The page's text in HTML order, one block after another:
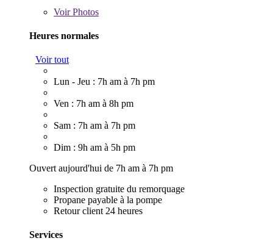
VoirPhotos
Heures normales
Voir tout
Lun - Jeu : 7h am à 7h pm
Ven : 7h am à 8h pm
Sam : 7h am à 7h pm
Dim : 9h am à 5h pm
Ouvert aujourd'hui de 7h am à 7h pm
Inspection gratuite du remorquage
Propane payable à la pompe
Retour client 24 heures
Services